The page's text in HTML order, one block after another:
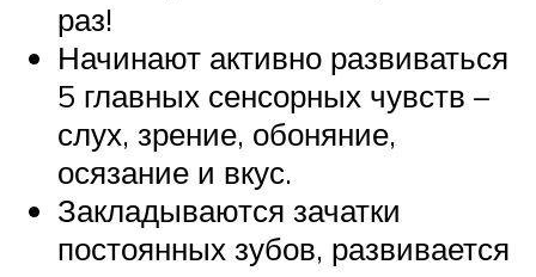
раз!
Начинают активно развиваться
5 главных сенсорных чувств –
слух, зрение, обоняние,
осязание и вкус.
Закладываются зачатки
постоянных зубов, развивается